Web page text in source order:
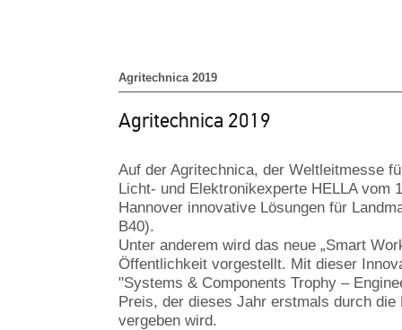
Agritechnica 2019
Agritechnica 2019
Auf der Agritechnica, der Weltleitmesse
Licht- und Elektronikexperte HELLA vom
Hannover innovative Lösungen für
B40).
Unter anderem wird das neue „Smart
Öffentlichkeit vorgestellt. Mit dieser
"Systems & Components Trophy –
Preis, der dieses Jahr erstmals durch die
vergeben wird.